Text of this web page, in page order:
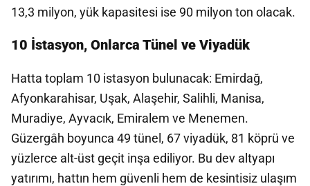
13,3 milyon, yük kapasitesi ise 90 milyon ton olacak.
10 İstasyon, Onlarca Tünel ve Viyadük
Hatta toplam 10 istasyon bulunacak: Emirdağ,
Afyonkarahisar, Uşak, Alaşehir, Salihli, Manisa,
Muradiye, Ayvacık, Emiralem ve Menemen.
Güzergâh boyunca 49 tünel, 67 viyadük, 81 köprü ve
yüzlerce alt-üst geçit inşa ediliyor. Bu dev altyapı
yatırımı, hattın hem güvenli hem de kesintisiz ulaşım